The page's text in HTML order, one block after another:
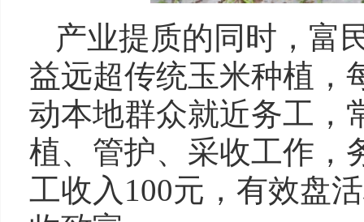
产业提质的同时，富
益远超传统玉米种植，
动本地群众就近务工，
植、管护、采收工作，
工收入100元，有效盘